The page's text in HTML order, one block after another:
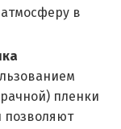
в
пленки
позволяют